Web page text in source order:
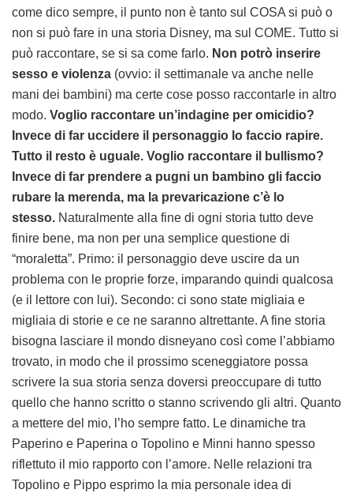
come dico sempre, il punto non è tanto sul COSA si può o
non si può fare in una storia Disney, ma sul COME. Tutto si
può raccontare, se si sa come farlo. Non potrò inserire
sesso e violenza (ovvio: il settimanale va anche nelle
mani dei bambini) ma certe cose posso raccontarle in altro
modo. Voglio raccontare un’indagine per omicidio?
Invece di far uccidere il personaggio lo faccio rapire.
Tutto il resto è uguale. Voglio raccontare il bullismo?
Invece di far prendere a pugni un bambino gli faccio
rubare la merenda, ma la prevaricazione c’è lo
stesso. Naturalmente alla fine di ogni storia tutto deve
finire bene, ma non per una semplice questione di
“moraletta”. Primo: il personaggio deve uscire da un
problema con le proprie forze, imparando quindi qualcosa
(e il lettore con lui). Secondo: ci sono state migliaia e
migliaia di storie e ce ne saranno altrettante. A fine storia
bisogna lasciare il mondo disneyano così come l’abbiamo
trovato, in modo che il prossimo sceneggiatore possa
scrivere la sua storia senza doversi preoccupare di tutto
quello che hanno scritto o stanno scrivendo gli altri. Quanto
a mettere del mio, l’ho sempre fatto. Le dinamiche tra
Paperino e Paperina o Topolino e Minni hanno spesso
riflettuto il mio rapporto con l’amore. Nelle relazioni tra
Topolino e Pippo esprimo la mia personale idea di